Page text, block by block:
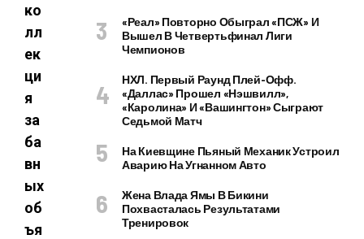
ко
лл
ек
ци
я
за
ба
вн
ых
об
ъя
«Реал» Повторно Обыграл «ПСЖ» И
Вышел В Четвертьфинал Лиги
Чемпионов
НХЛ. Первый Раунд Плей-Офф.
«Даллас» Прошел «Нэшвилл»,
«Каролина» И «Вашингтон» Сыграют
Седьмой Матч
На Киевщине Пьяный Механик Устроил
Аварию На Угнанном Авто
Жена Влада Ямы В Бикини
Похвасталась Результатами
Тренировок